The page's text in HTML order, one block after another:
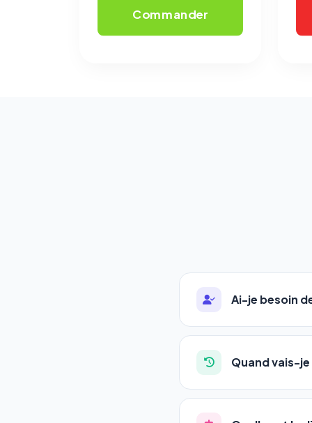
Commander
Ai-je besoin
Absolument pas.
auto-entrepreneurs,
l'adresse de votre
Quand vais-
La plupart de nos